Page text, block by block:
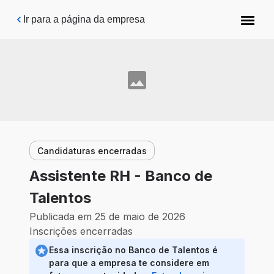
Pular para o conteúdo principal
Ir para a página da empresa
Candidaturas encerradas
Assistente RH - Banco de
Talentos
Publicada em 25 de maio de 2026
Inscrições encerradas
Essa inscrição no Banco de Talentos é
para que a empresa te considere em